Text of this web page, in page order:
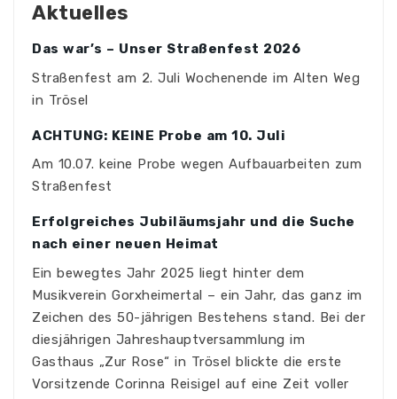
Aktuelles
Das war’s – Unser Straßenfest 2026
Straßenfest am 2. Juli Wochenende im Alten Weg
in Trösel
ACHTUNG: KEINE Probe am 10. Juli
Am 10.07. keine Probe wegen Aufbauarbeiten zum
Straßenfest
Erfolgreiches Jubiläumsjahr und die Suche
nach einer neuen Heimat
Ein bewegtes Jahr 2025 liegt hinter dem
Musikverein Gorxheimertal – ein Jahr, das ganz im
Zeichen des 50-jährigen Bestehens stand. Bei der
diesjährigen Jahreshauptversammlung im
Gasthaus „Zur Rose“ in Trösel blickte die erste
Vorsitzende Corinna Reisigel auf eine Zeit voller